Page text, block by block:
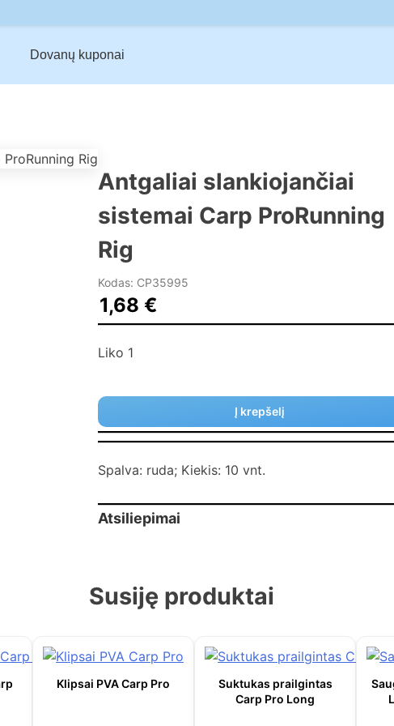
Dovanų kuponai
Antgaliai slankiojančiai
sistemai Carp ProRunning
Rig
Kodas: CP35995
1,68 €
Liko 1
Į krepšelį
Spalva: ruda; Kiekis: 10 vnt.
Atsiliepimai
Susiję produktai
Klipsai PVA Carp Pro
Suktukas prailgintas
Carp Pro Long